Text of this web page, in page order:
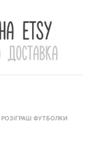
РОЗІГРАШ ФУТБОЛКИ